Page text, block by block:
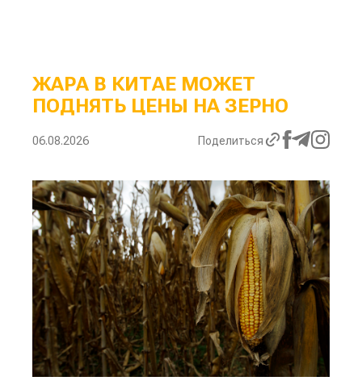
ЖАРА В КИТАЕ МОЖЕТ
ПОДНЯТЬ ЦЕНЫ НА ЗЕРНО
06.08.2026 Поделиться